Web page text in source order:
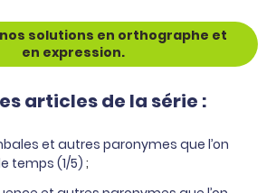
solutions en orthographe et
en expression.
articles de la série :
et autres paronymes que l’on
temps (1/5);